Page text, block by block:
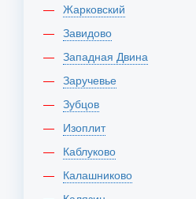
Жарковский
Завидово
Западная Двина
Заручевье
Зубцов
Изоплит
Каблуково
Калашниково